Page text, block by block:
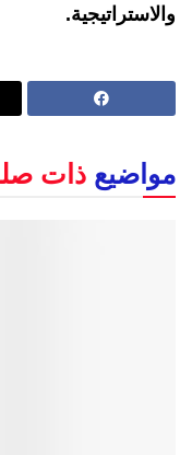
والاستراتيجية.
مواضيع ذات